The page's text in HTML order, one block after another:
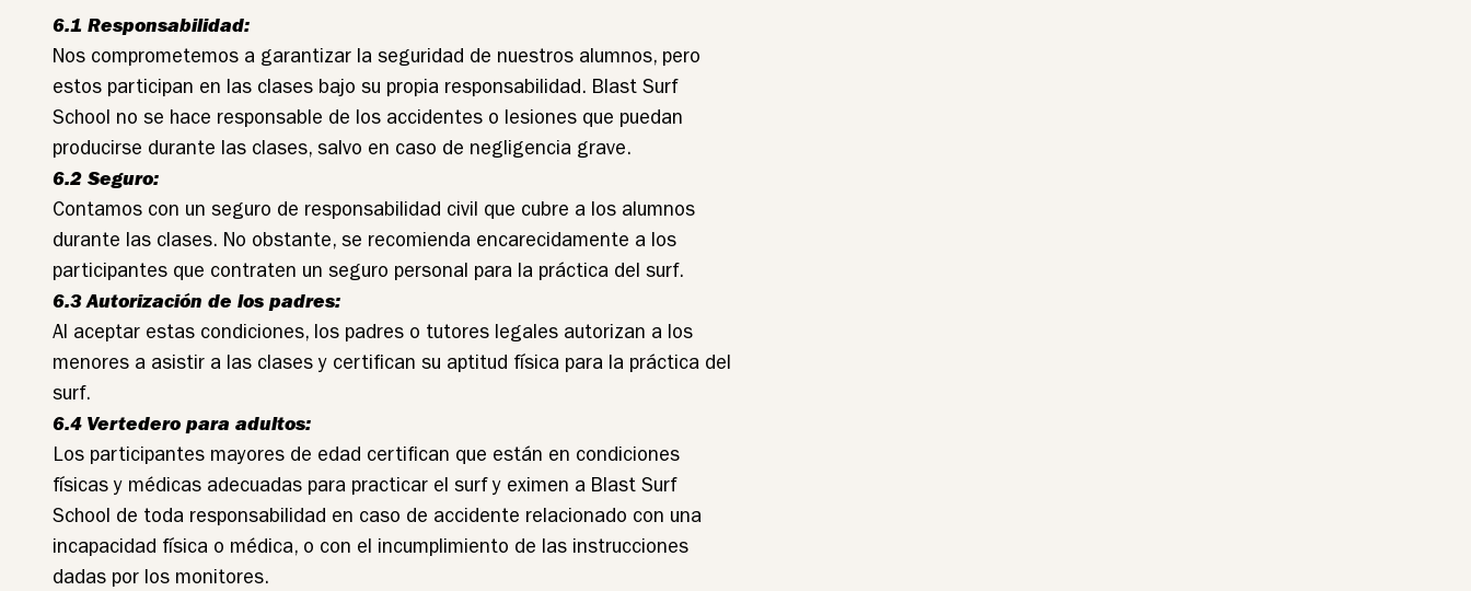
6.1 Responsabilidad:
Nos comprometemos a garantizar la seguridad de nuestros alumnos, pero
estos participan en las clases bajo su propia responsabilidad. Blast Surf
School no se hace responsable de los accidentes o lesiones que puedan
producirse durante las clases, salvo en caso de negligencia grave.
6.2 Seguro:
Contamos con un seguro de responsabilidad civil que cubre a los alumnos
durante las clases. No obstante, se recomienda encarecidamente a los
participantes que contraten un seguro personal para la práctica del surf.
6.3 Autorización de los padres:
Al aceptar estas condiciones, los padres o tutores legales autorizan a los
menores a asistir a las clases y certifican su aptitud física para la práctica del
surf.
6.4 Vertedero para adultos:
Los participantes mayores de edad certifican que están en condiciones
físicas y médicas adecuadas para practicar el surf y eximen a Blast Surf
School de toda responsabilidad en caso de accidente relacionado con una
incapacidad física o médica, o con el incumplimiento de las instrucciones
dadas por los monitores.